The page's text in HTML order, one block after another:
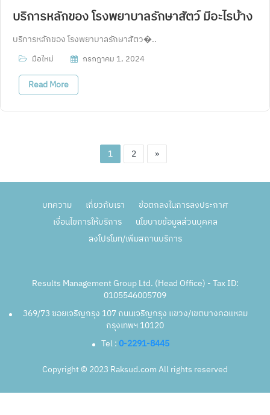
บริการหลักของ โรงพยาบาลรักษาสัตว์ มีอะไรบ้าง
บริการหลักของ โรงพยาบาลรักษาสัตว�..
มือใหม่ กรกฎาคม 1, 2024
Read More
1 2 »
บทความ เกี่ยวกับเรา
ข้อตกลงในการลงประกาศ
เงื่อนไขการให้บริการ
นโยบายข้อมูลส่วนบุคคล
ลงโปรโมท/เพิ่มสถานบริการ
Results Management Group Ltd. (Head Office) - Tax ID:
0105546005709
369/73 ซอยเจริญกรุง 107 ถนนเจริญกรุง แขวง/เขตบางคอแหลม
กรุงเทพฯ 10120
Tel : 0-2291-8445
Copyright © 2023 Raksud.com All rights reserved